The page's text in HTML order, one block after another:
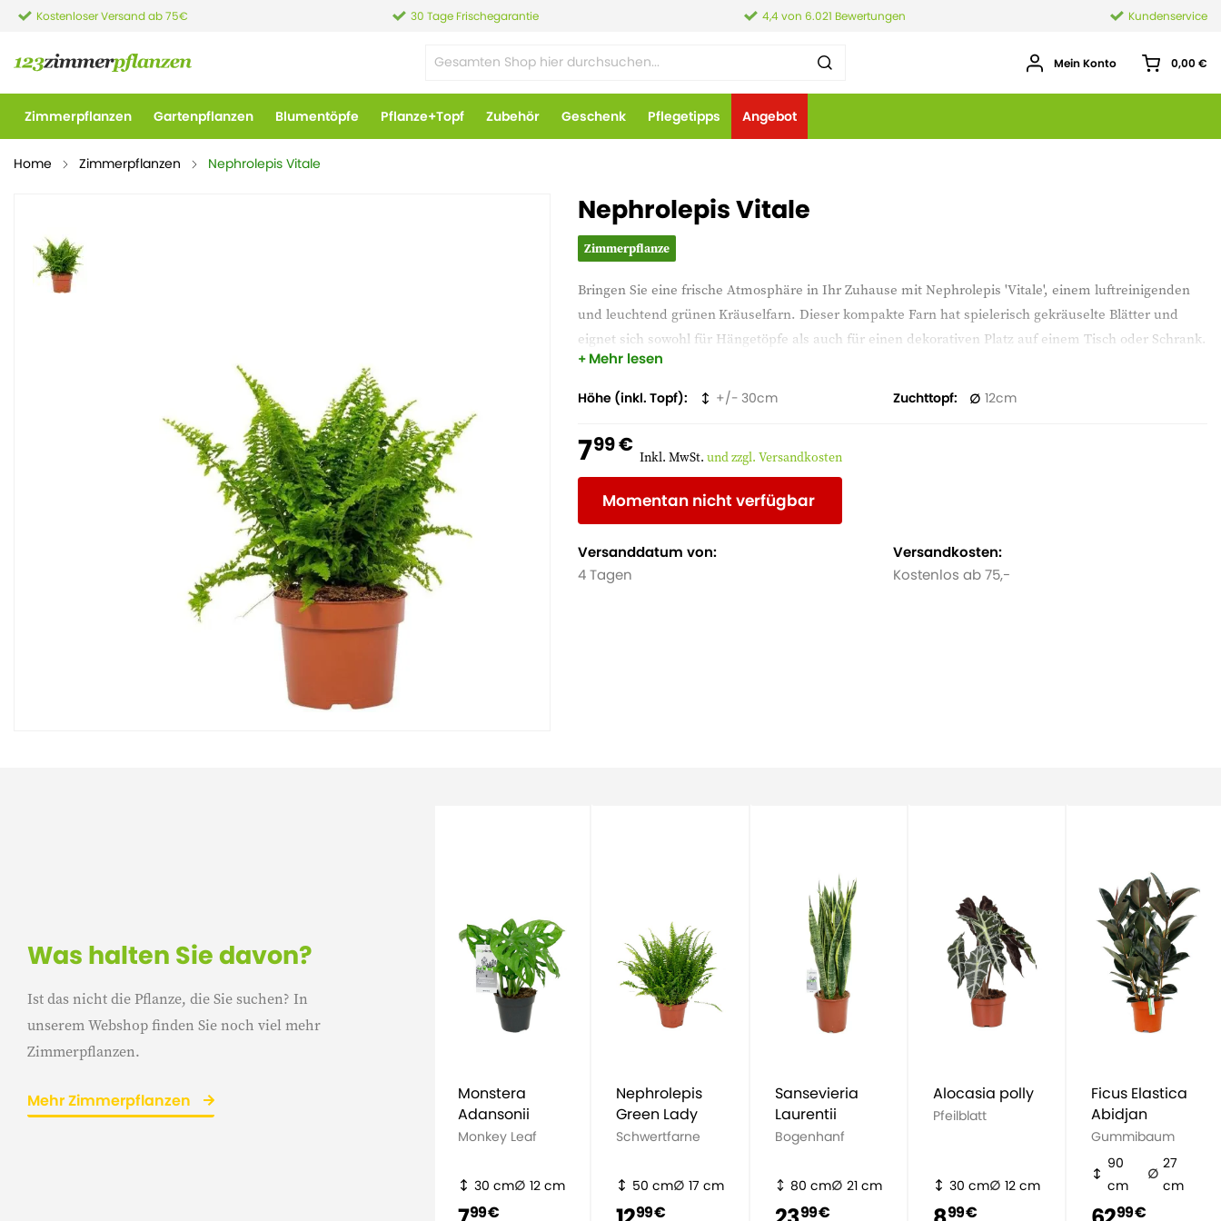
Kostenloser Versand ab 75€ 30 Tage Frischegarantie 4,4 von 6.021 Bewertungen Kundenservice
Mein Konto 0,00 €
Zimmerpflanzen Gartenpflanzen Blumentöpfe Pflanze+Topf Zubehör Geschenk Pflegetipps Angebot
Home Zimmerpflanzen Nephrolepis Vitale
Nephrolepis Vitale
Zimmerpflanze
Bringen Sie eine frische Atmosphäre in Ihr Zuhause mit Nephrolepis 'Vitale', einem luftreinigenden
und leuchtend grünenKräuselfarn. Dieser kompakte Farn hat spielerisch gekräuselte Blätter und
eignet sich sowohl für Hängetöpfe als auch für einen dekorativen Platz auf einem Tisch oder Schrank.
Er ist pflegeleicht und perfekt für ein gesünderes Raumklima. Ein echter Blickfang für jedes
Interieur.
Mehr lesen
Höhe (inkl. Topf) 30 Zuchttopf 12
799 € Inkl. MwSt.und zzgl. Versandkosten
Momentan nicht verfügbar
Versanddatum von:
4 Tagen
Versandkosten:
Kostenlos ab 75,-
Was halten Sie davon?
Ist das nicht die Pflanze, die Sie suchen? In
unserem Webshop finden Sie noch viel mehr
Zimmerpflanzen.
Mehr Zimmerpflanzen
Monstera
Adansonii
Monkey Leaf
30 cm 12 cm
99 €
Nephrolepis
Green Lady
Schwertfarne
50 cm 17 cm
99 €
Sansevieria
Laurentii
Bogenhanf
80 cm 21 cm
99 €
Alocasia polly
Pfeilblatt
30 cm 12 cm
99 €
Ficus Elastica
Abidjan
Gummibaum
90
cm
27
cm
99 €